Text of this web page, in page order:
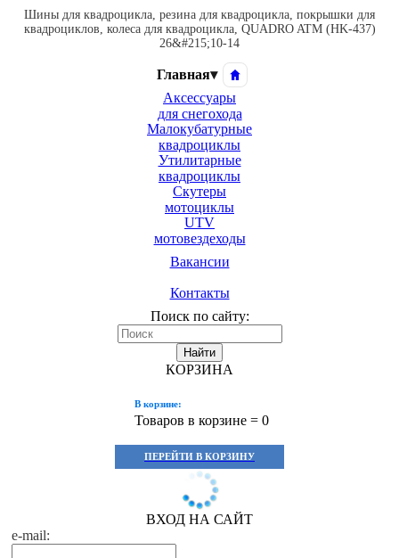
Шины для квадроцикла, резина для квадроцикла, покрышки для
квадроциклов, колеса для квадроцикла, QUADRO ATM (HK-437)
26&#215;10-14
Главная▾
Аксессуары
для снегохода
Малокубатурные
квадроциклы
Утилитарные
квадроциклы
Скутеры
мотоциклы
UTV
мотовездеходы
Вакансии
Контакты
Поиск по сайту:
Найти
КОРЗИНА
В корзине:
Товаров в корзине = 0
ПЕРЕЙТИ В КОРЗИНУ
ВХОД НА САЙТ
e-mail: